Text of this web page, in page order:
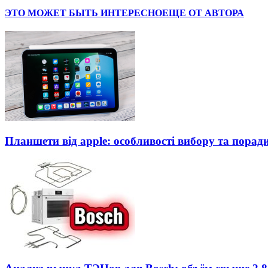
ЭТО МОЖЕТ БЫТЬ ИНТЕРЕСНОЕЩЕ ОТ АВТОРА
Планшети від apple: особливості вибору та